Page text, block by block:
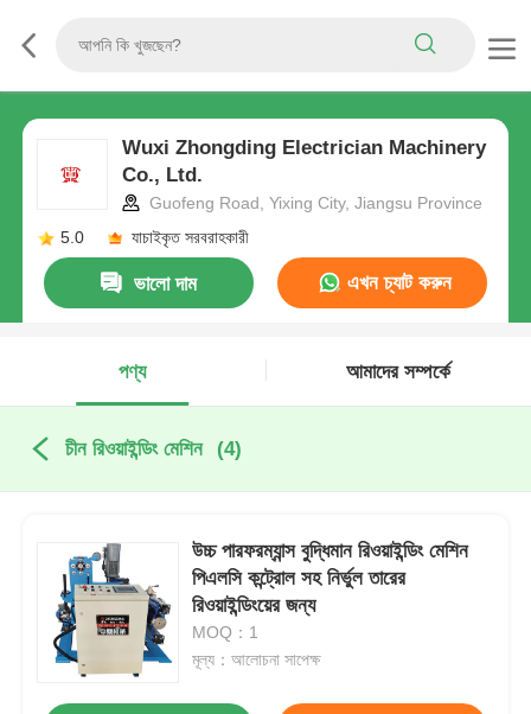
Wuxi Zhongding Electrician Machinery
Co., Ltd.
Guofeng Road, Yixing City, Jiangsu Province
5.0
যাচাইকৃত সরবরাহকারী
ভালো দাম এখন চ্যাট করুন
পণ্য আমাদের সম্পর্কে
চীন রিওয়াইন্ডিং মেশিন (4)
উচ্চ পারফরম্যান্স বুদ্ধিমান রিওয়াইন্ডিং মেশিন
পিএলসি কন্ট্রোল সহ নির্ভুল তারের
রিওয়াইন্ডিংয়ের জন্য
MOQ：1
মূল্য：আলোচনা সাপেক্ষ